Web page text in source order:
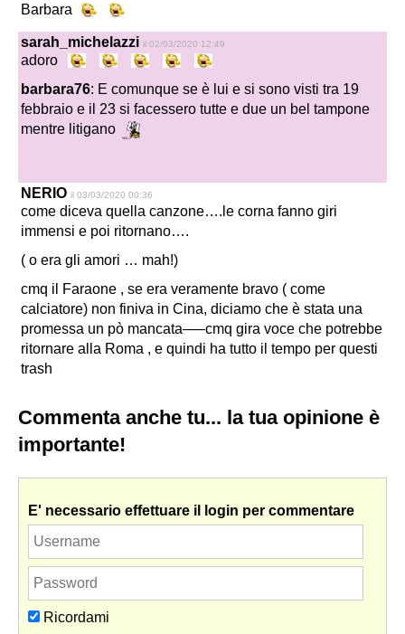
Barbara
sarah_michelazzi il 02/03/2020 12:49
adoro
barbara76: E comunque se è lui e si sono visti tra 19
febbraio e il 23 si facessero tutte e due un bel tampone
mentre litigano
NERIO il 03/03/2020 00:36
come diceva quella canzone…. le corna fanno giri
immensi e poi ritornano….
( o era gli amori … mah!)
cmq il Faraone , se era veramente bravo ( come
calciatore) non finiva in Cina, diciamo che è stata una
promessa un pò mancata—–cmq gira voce che potrebbe
ritornare alla Roma , e quindi ha tutto il tempo per questi
trash
Commenta anche tu... la tua opinione è
importante!
E' necessario effettuare il login per commentare
Ricordami